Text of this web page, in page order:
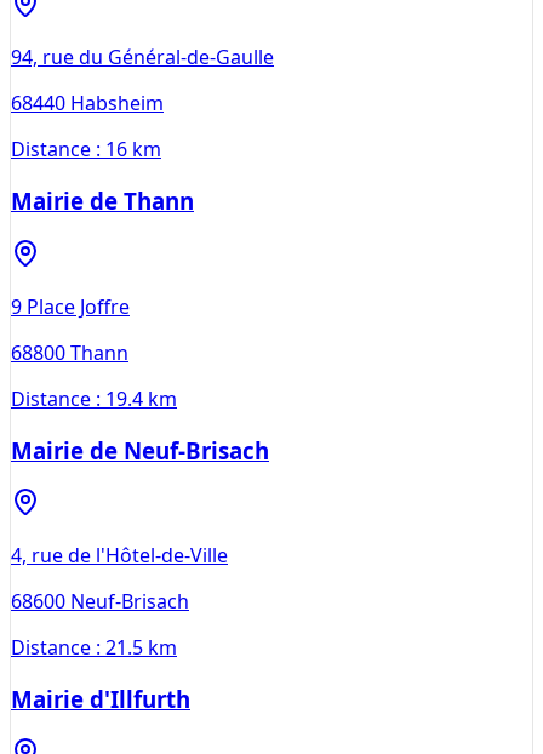
94, rue du Général-de-Gaulle
68440 Habsheim
Distance : 16 km
Mairie de Thann
9 Place Joffre
68800Thann
Distance : 19.4 km
Mairie de Neuf-Brisach
4, rue de l'Hôtel-de-Ville
68600 Neuf-Brisach
Distance : 21.5 km
Mairie d'Illfurth